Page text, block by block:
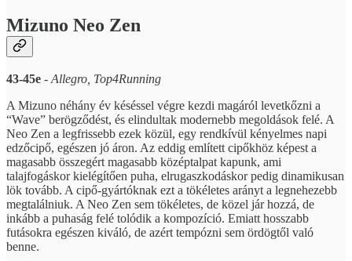
Mizuno Neo Zen
43-45e -Allegro, Top4Running
A Mizuno néhány év késéssel végre kezdi magáról levetkőzni a
“Wave” berögződést, és elindultak modernebb megoldások felé. A
Neo Zen a legfrissebb ezek közül, egy rendkívül kényelmes napi
edzőcipő, egészen jó áron. Az eddig említett cipőkhöz képest a
magasabb összegért magasabb középtalpat kapunk, ami
talajfogáskor kielégítően puha, elrugaszkodáskor pedig dinamikusan
lök tovább. A cipő-gyártóknak ezt a tökéletes arányt a legnehezebb
megtalálniuk. A Neo Zen sem tökéletes, de közel jár hozzá, de
inkább a puhaság felé tolódik a kompozíció. Emiatt hosszabb
futásokra egészen kiváló, de azért tempózni sem ördögtől való
benne.